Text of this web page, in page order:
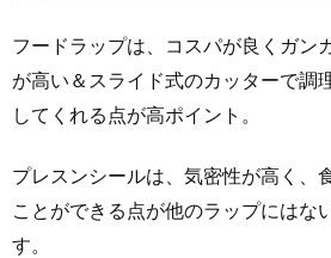
フードラップは、コスパが良くガン
が高い＆スライド式のカッターで調
してくれる点が高ポイント。
プレスンシールは、気密性が高く、
ことができる点が他のラップにはな
す。